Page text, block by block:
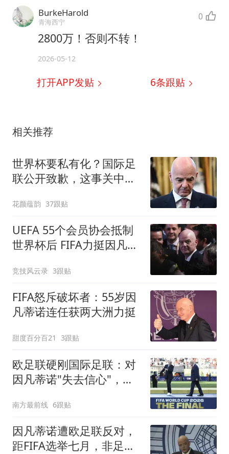
BurkeHarold
青海西宁 0
2800万！否则不转！
2026-05-12
打开APP发贴 6条跟贴
相关推荐
世界杯要私有化？国际足
联公开致歉，这事关中国
花颜蕴韵 37跟贴
UEFA 55个会员协会抵制
世界杯后 FIFA力挺因凡蒂
竞技风云录 3跟贴
FIFA怒斥破坏者：55岁因
凡蒂诺连任获两大洲力挺
甜度百分百21 3跟贴
欧足联硬刚国际足联：对
因凡蒂诺"失去信心"，抵
南方最前线 6跟贴
因凡蒂诺遭欧足联反对，
距FIFA选举七月，非足联